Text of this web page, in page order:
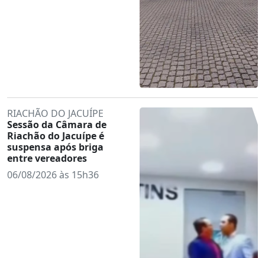
RIACHÃO DO JACUÍPE
Sessão da Câmara de
Riachão do Jacuípe é
suspensa após briga
entre vereadores
06/08/2026 às 15h36